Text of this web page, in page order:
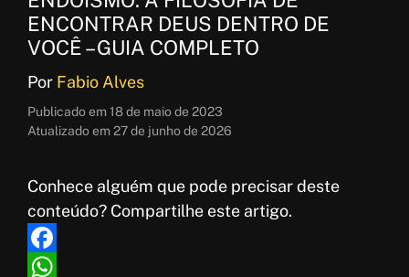
ENCONTRAR DEUS DENTRO DE
VOCÊ – GUIA COMPLETO
Por Fabio Alves
Publicado em 18 de maio de 2023
Atualizado em 27 de junho de 2026
Conhece alguém que pode precisar deste
conteúdo? Compartilhe este artigo.
F